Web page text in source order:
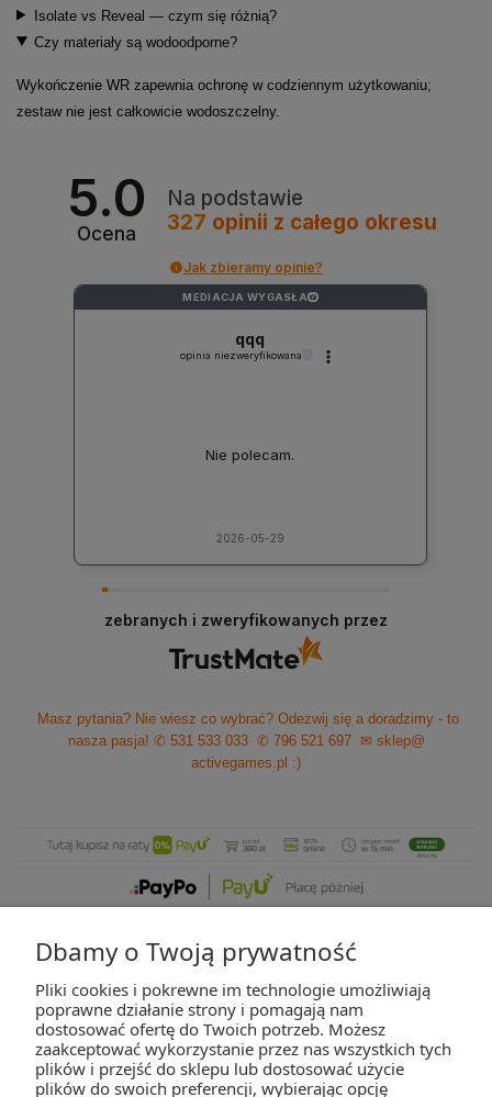
Isolate vs Reveal — czym się różnią?
Czy materiały są wodoodporne?
Wykończenie WR zapewnia ochronę w codziennym użytkowaniu;
zestaw nie jest całkowicie wodoszczelny.
5.0
Ocena
Na podstawie
327 opinii z całego okresu
Jak zbieramy opinie?
MEDIACJA WYGASŁA ?
qqq
opinia niezweryfikowana
Nie polecam.
2026-05-29
zebranych i zweryfikowanych przez
Masz pytania? Nie wiesz co wybrać? Odezwij się a doradzimy - to
nasza pasja! ✆ 531 533 033 ✆ 796 521 697
✉ sklep@
activegames.pl :)
ZAKUPY
POMOC
Dbamy o Twoją prywatność
Pliki cookies i pokrewne im technologie umożliwiają
poprawne działanie strony i pomagają nam
dostosować ofertę do Twoich potrzeb. Możesz
zaakceptować wykorzystanie przez nas wszystkich tych
plików i przejść do sklepu lub dostosować użycie
plików do swoich preferencji, wybierając opcję